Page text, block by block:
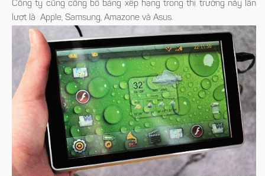
Công ty cũng công bố bảng xếp hạng trong thị trường này lần
lượt là Apple, Samsung, Amazone và Asus.